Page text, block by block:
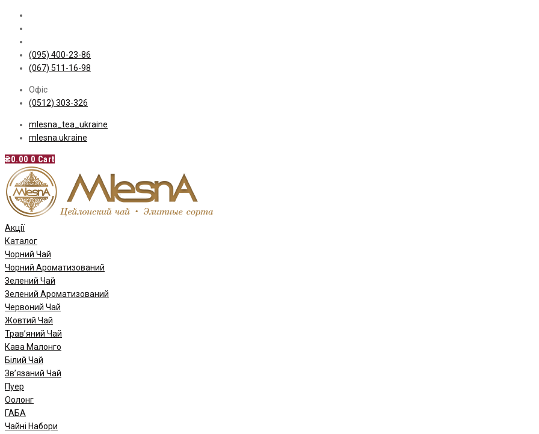
Skip
content
(095) 400-23-86
(067) 511-16-98
Офіс
(0512) 303-326
mlesna_tea_ukraine
mlesna.ukraine
₴0.00 0 Cart
Акції
Каталог
Чорний Чай
Чорний Ароматизований
Зелений Чай
Зелений Ароматизований
Червоний Чай
Жовтий Чай
Трав’яний Чай
Кава Малонго
Білий Чай
Зв’язаний Чай
Пуер
Oолонг
ГАБА
Чайні Набори